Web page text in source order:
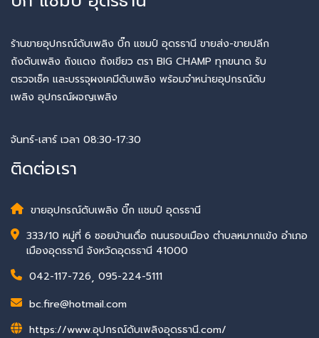
ร้านขายอุปกรณ์ดับเพลิง บิ๊ก แชมป์ อุดรธานี ขายส่ง-ขายปลีก
ถังดับเพลิง ถังแดง ถังเขียว ตรา BIG CHAMP ทุกขนาด รับ
ตรวจเช็ค และบรรจุผงเคมีดับเพลิง พร้อมจำหน่ายอุปกรณ์ดับ
เพลิง อุปกรณ์ผจญเพลิง
จันทร์-เสาร์ เวลา 08:30-17:30
ติดต่อเรา
ขายอุปกรณ์ดับเพลิง บิ๊ก แชมป์ อุดรธานี
333/10 หมู่ที่ 6 ซอยบ้านเดื่อ ถนนรอบเมือง ตำบลหมากแข้ง อำเภอ
เมืองอุดรธานี จังหวัดอุดรธานี 41000
042-117-726, 095-224-5111
bc.fire@hotmail.com
https://www.อุปกรณ์ดับเพลิงอุดรธานี.com/